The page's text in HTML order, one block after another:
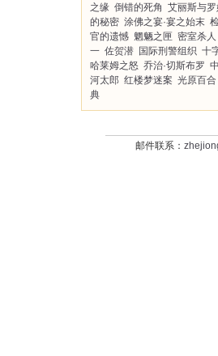
之缘 倒错的死角 艾丽斯与
的秘密 涂佛之宴·宴之始末
官的遗憾 魍魉之匣 密室杀人
一 佐贺潜 国际刑警组织 十
哈莱姆之怒 乔治·切斯布罗
河太郎 红楼梦迷案 光原百合
典
邮件联系：